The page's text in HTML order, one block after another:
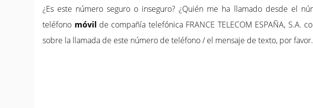
¿Es este número seguro o inseguro? ¿Quién me ha llamado desde el
teléfono móvil de compañía telefónica FRANCE TELECOM ESPAÑA, S.A.
sobre la llamada de este número de teléfono / el mensaje de texto, por favor.